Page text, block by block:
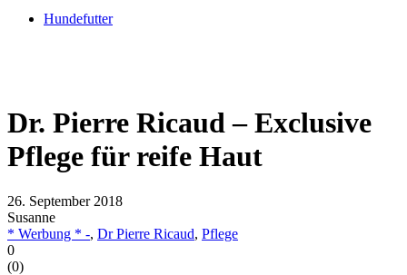
Hundefutter
Dr. Pierre Ricaud – Exclusive
Pflege für reife Haut
26. September 2018
Susanne
* Werbung * -, Dr Pierre Ricaud, Pflege
0
(0)